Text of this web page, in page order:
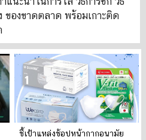
ของขาดตลาด พร้อมเกาะติด
ชี้เป้าแหล่งช้อปหน้ากากอนามัย